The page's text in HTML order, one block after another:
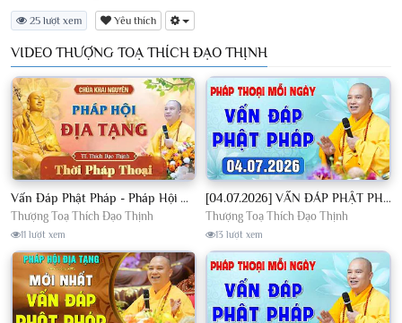
25 lượt xem Yêu thích
VIDEO THƯỢNG TOẠ THÍCH ĐẠO THỊNH
Vấn Đáp Phật Pháp - Pháp Hội Địa Tạng Ngày 01/08/2026│TT. Thích Đạo Thịnh
Thượng Toạ Thích Đạo Thịnh
11 lượt xem
[04.07.2026] VẤN ĐÁP PHẬT PHÁP - Nghe Thầy giảng Pháp mỗi ngày CÔNG ĐỨC VÔ LƯỢNG│TT. Thích Đạo Thịnh
Thượng Toạ Thích Đạo Thịnh
13 lượt xem